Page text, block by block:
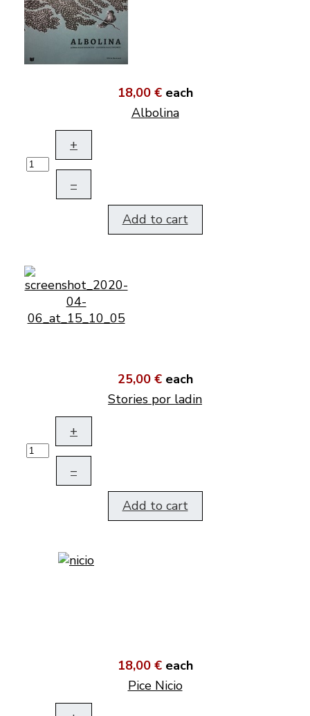
18,00 € each
Albolina
+
–
Add to cart
25,00 € each
Stories por ladin
+
–
Add to cart
18,00 € each
Pice Nicio